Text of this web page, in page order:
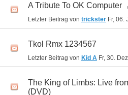
A Tribute To OK Computer
Letzter Beitrag von trickster Fr, 06.
Tkol Rmx 1234567
Letzter Beitrag von Kid A Fr, 30.
The King of Limbs: Live
(DVD)